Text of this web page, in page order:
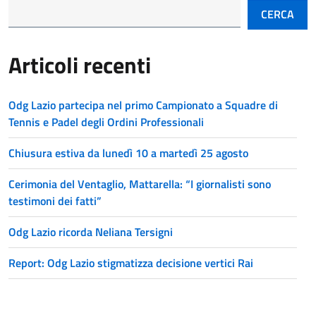
CERCA
Articoli recenti
Odg Lazio partecipa nel primo Campionato a Squadre di
Tennis e Padel degli Ordini Professionali
Chiusura estiva da lunedì 10 a martedì 25 agosto
Cerimonia del Ventaglio, Mattarella: “I giornalisti sono
testimoni dei fatti”
Odg Lazio ricorda Neliana Tersigni
Report: Odg Lazio stigmatizza decisione vertici Rai